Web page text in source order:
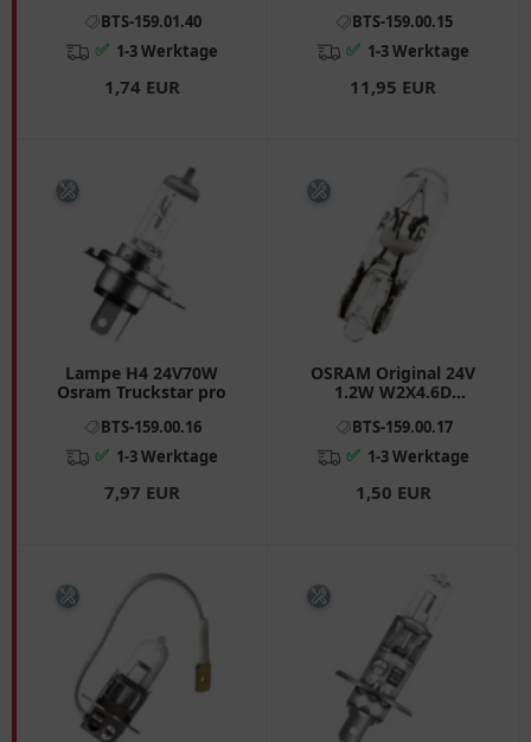
BTS-159.01.40
✅ 1-3 Werktage
1,74 EUR
BTS-159.00.15
✅ 1-3 Werktage
11,95 EUR
Lampe H4 24V70W
Osram Truckstar pro
BTS-159.00.16
✅ 1-3 Werktage
7,97 EUR
OSRAM Original 24V
1.2W W2X4.6D
BTS-159.00.17
✅ 1-3 Werktage
1,50 EUR